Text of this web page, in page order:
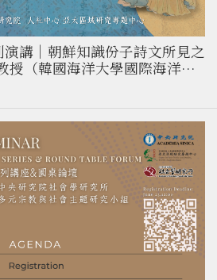
講｜朝鮮知識份子詩文所見之
授（韓國海洋大學國際海洋問